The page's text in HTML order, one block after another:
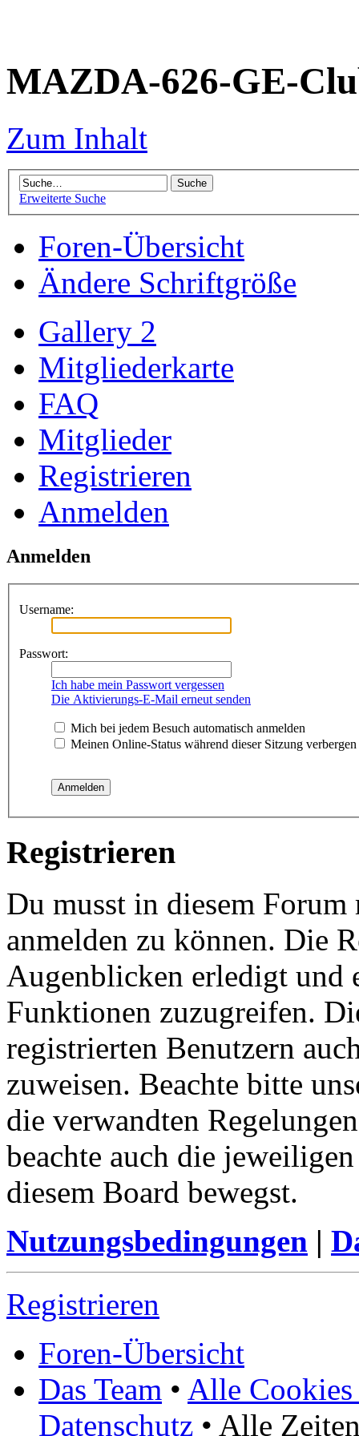
MAZDA-626-GE-
Zum Inhalt
Erweiterte Suche
Foren-Übersicht
Ändere Schriftgröße
Gallery 2
Mitgliederkarte
FAQ
Mitglieder
Registrieren
Anmelden
Anmelden
Username:
Passwort:
Ich habe mein Passwort vergessen
Die Aktivierungs-E-Mail erneut senden
Mich bei jedem Besuch automatisch anmelden
Meinen Online-Status während dieser Sitzung verbergen
Registrieren
Du musst in diesem
anmelden zu können. Die
Augenblicken erledigt und
Funktionen zuzugreifen.
registrierten Benutzern
zuweisen. Beachte bitte
die verwandten
beachte auch die
diesem Board bewegst.
Nutzungsbedingungen |
Registrieren
Foren-Übersicht
Das Team • Alle Cookies
Datenschutz • Alle